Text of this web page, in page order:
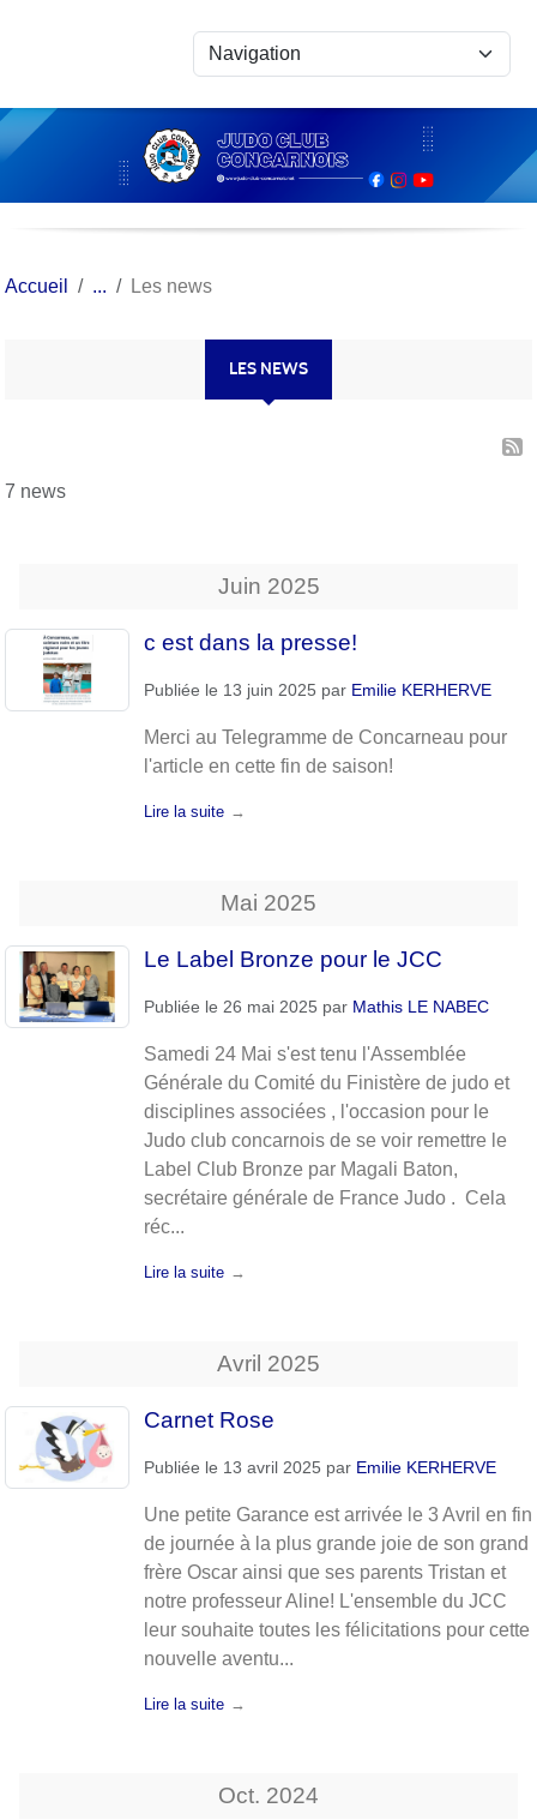
Accueil Les news
LES NEWS
7 news
Juin 2025
c est dans la presse!
Publiée le 13 juin 2025 par Emilie KERHERVE
Merci au Telegramme de Concarneau pour
l'article en cette fin de saison!
Lire la suite
Mai 2025
Le Label Bronze pour le JCC
Publiée le 26 mai 2025 par Mathis LE NABEC
Samedi 24 Mai s'est tenu l'Assemblée
Générale du Comité du Finistère de judo et
disciplines associées , l'occasion pour le
Judo club concarnois de se voir remettre le
Label Club Bronze par Magali Baton,
secrétaire générale de France Judo . Cela
réc...
Lire la suite
Avril 2025
Carnet Rose
Publiée le 13 avril 2025 par Emilie KERHERVE
Une petite Garance est arrivée le 3 Avril en fin
de journée à la plus grande joie de son grand
frère Oscar ainsi que ses parents Tristan et
notre professeur Aline! L'ensemble du JCC
leur souhaite toutes les félicitations pour cette
nouvelle aventu...
Lire la suite
Oct. 2024